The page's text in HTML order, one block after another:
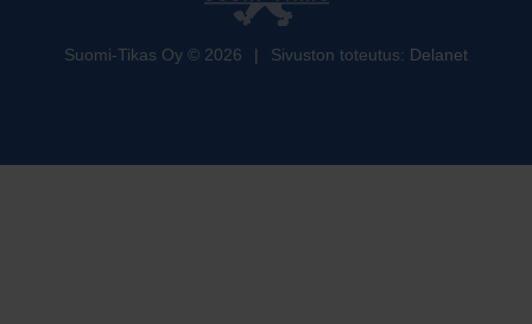
Suomi-Tikas Oy © 2026 | Sivuston toteutus: Delanet